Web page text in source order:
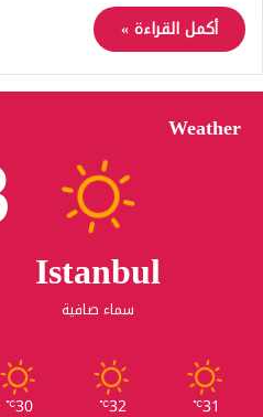
أكمل القراءة »
Weather
Istanbul
سماء صافية
31
℃
32
℃
30
℃